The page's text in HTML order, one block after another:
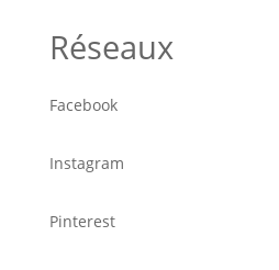
Réseaux
Facebook
Instagram
Pinterest